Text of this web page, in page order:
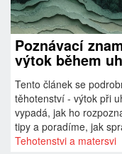
Poznávací
výtok během
Tento článek se
těhotenství - výtok při
vypadá, jak ho
tipy a poradíme, jak
procházíte procesem
Tehotenstvi a matersvi